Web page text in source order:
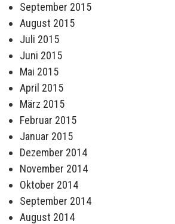
September 2015
August 2015
Juli 2015
Juni 2015
Mai 2015
April 2015
März 2015
Februar 2015
Januar 2015
Dezember 2014
November 2014
Oktober 2014
September 2014
August 2014